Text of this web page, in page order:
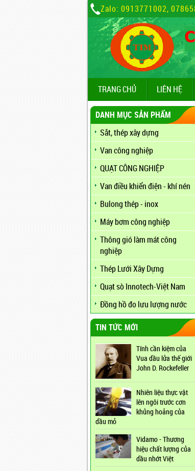
Zalo: 0913771002,
TRANG CHỦ LIÊN HỆ
DANH MỤC SẢN PHẨM
Sắt, thép xây dựng
Van công nghiệp
QUẠT CÔNG NGHIỆP
Van điều khiển điện - khí nén
Bulong thép - inox
Máy bơm công nghiệp
Thông gió làm mát công
nghiệp
Thép Lưới Xây Dựng
Quạt sò Innotech-Việt Nam
Đồng hồ đo lưu lượng nước
TIN TỨC MỚI
Tính cần kiệm của
Vua dầu lửa thế giới
John D. Rockefeller
Nhiên liệu thực vật
lên ngôi trước cơn
khủng hoảng của
dầu mỏ
Vidamo - Thương
hiệu chất lượng của
dầu nhớt Việt